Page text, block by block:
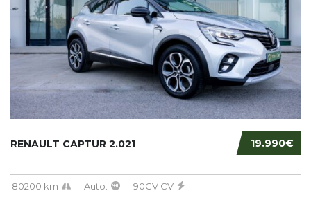
19.990€
RENAULT CAPTUR 2.021
80200 km Auto. 90CV CV